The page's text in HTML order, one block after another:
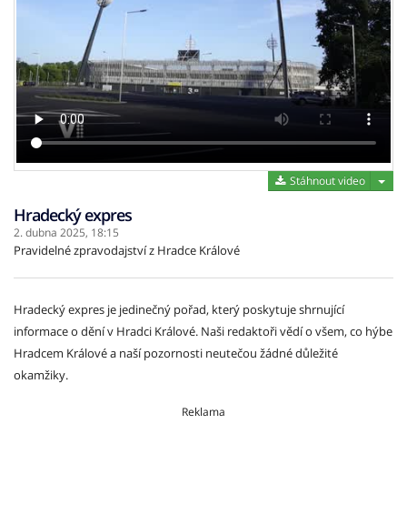
Stáhnout video
Hradecký expres
2. dubna 2025, 18:15
Pravidelné zpravodajství z Hradce Králové
Hradecký expres je jedinečný pořad, který poskytuje shrnující
informace o dění v Hradci Králové. Naši redaktoři vědí o všem, co hýbe
Hradcem Králové a naší pozornosti neutečou žádné důležité
okamžiky.
Reklama